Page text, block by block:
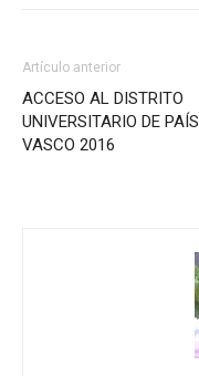
Artículo anterior
ACCESO AL DISTRITO
UNIVERSITARIO DE PAÍS
VASCO 2016